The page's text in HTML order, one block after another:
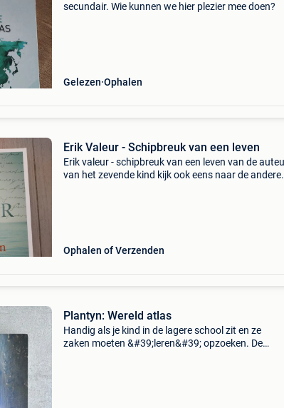
secundair. Wie kunnen we hier plezier mee doen?
Gelezen Ophalen
Erik Valeur - Schipbreuk van een leven
Erik valeur - schipbreuk van een leven van de
van het zevende kind kijk ook eens naar de andere
Ophalen of Verzenden
Plantyn: Wereld atlas
Handig als je kind in de lagere school zit en ze
zaken moeten &#39;leren&#39; opzoeken. De